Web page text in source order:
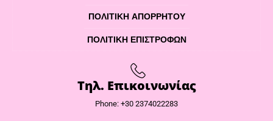
ΠΟΛΙΤΙΚΉ ΑΠΟΡΡΉΤΟΥ
ΠΟΛΙΤΙΚΉ ΕΠΙΣΤΡΟΦΏΝ
Τηλ. Επικοινωνίας
Phone: +30 2374022283